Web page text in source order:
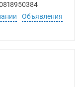
Объявления